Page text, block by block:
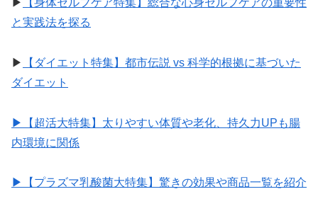
▶︎
【身体セルフケア特集】総合な心身セルフケアの重要性
と実践法を探る
▶︎
【ダイエット特集】都市伝説 vs 科学的根拠に基づいた
ダイエット
▶︎【超活大特集】太りやすい体質や老化、持久力UPも腸
内環境に関係
▶︎【プラズマ乳酸菌大特集】驚きの効果や商品一覧を紹介